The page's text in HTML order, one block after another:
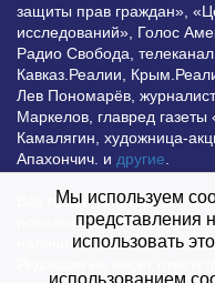
защиты прав граждан»,
исследований», Голос
Радио Свобода,
Кавказ.Реалии,
Лев Пономарёв,
Маркелов, главред
Камалягин, художница-
Апахончич. и другие
Все права защищены и
использование
наличия активной
Редакция не несет
Мы используем
представления
использовать